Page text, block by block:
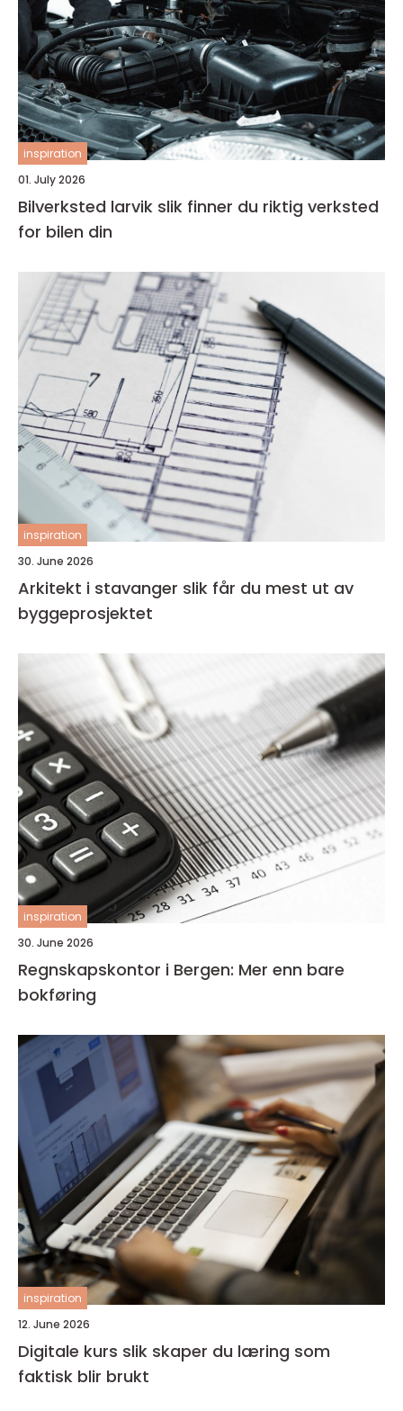
inspiration
01. July 2026
Bilverksted larvik slik finner du riktig verksted
for bilen din
inspiration
30. June 2026
Arkitekt i stavanger slik får du mest ut av
byggeprosjektet
inspiration
30. June 2026
Regnskapskontor i Bergen: Mer enn bare
bokføring
inspiration
12. June 2026
Digitale kurs slik skaper du læring som
faktisk blir brukt